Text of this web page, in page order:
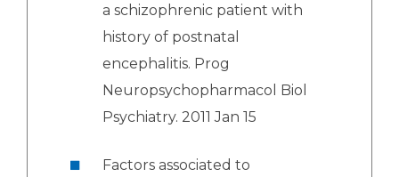
a schizophrenic patient with
history of postnatal
encephalitis. Prog
Neuropsychopharmacol Biol
Psychiatry. 2011 Jan 15
Factors associated to